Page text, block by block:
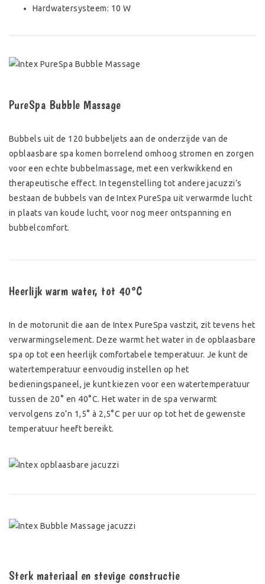
Hardwatersysteem: 10 W
PureSpa Bubble Massage
Bubbels uit de 120 bubbeljets aan de onderzijde van de
opblaasbare spa komen borrelend omhoog stromen en zorgen
voor een echte bubbelmassage, met een verkwikkend en
therapeutische effect. In tegenstelling tot andere jacuzzi’s
bestaan de bubbels van de Intex PureSpa uit verwarmde lucht
in plaats van koude lucht, voor nog meer ontspanning en
bubbelcomfort.
Heerlijk warm water, tot 40°C
In de motorunit die aan de Intex PureSpa vastzit, zit tevens het
verwarmingselement. Deze warmt het water in de opblaasbare
spa op tot een heerlijk comfortabele temperatuur. Je kunt de
watertemperatuur eenvoudig instellen op het
bedieningspaneel, je kunt kiezen voor een watertemperatuur
tussen de 20° en 40°C. Het water in de spa verwarmt
vervolgens zo’n 1,5° à 2,5°C per uur op tot het de gewenste
temperatuur heeft bereikt.
Sterk materiaal en stevige constructie